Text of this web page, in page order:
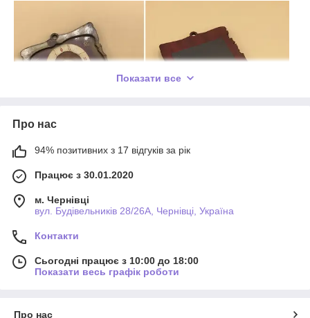
Якщо вам хочеться, щоб в полі видимості завжди перебувала
ікона будь-якого святого - є сенс купити
ви зможете розмістити її там, де зручно - вдома чи на роботі.
Також така мініатюрна святиня - відмінний подарунок
близькій людині. Вибравши образ святого, можна дарувати
ікону, вклавши в подарунок глибокий сенс - побажання
виконання найпотаємніших бажань.
Як вибрати ікону на магніті
Показати все
Про нас
94% позитивних з 17 відгуків за рік
Працює з 30.01.2020
м. Чернівці
вул. Будівельників 28/26А, Чернівці, Україна
Контакти
Сьогодні працює з 10:00 до 18:00
Показати весь графік роботи
Про нас